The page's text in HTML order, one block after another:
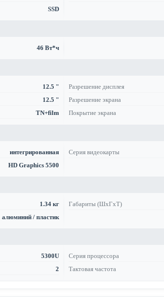
SSD
46 Вт*ч
12.5 " Разрешение дисплея
12.5 " Разрешение экрана
TN+film Покрытие экрана
интегрированная Серия видеокарты
HD Graphics 5500
1.34 кг Габариты (ШхГхТ)
алюминий / пластик
5300U Серия процессора
2 Тактовая частота